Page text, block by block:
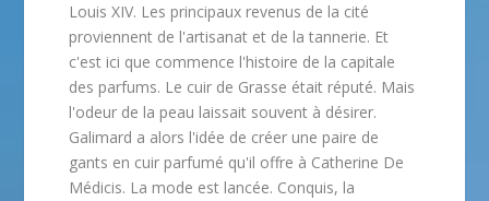
Louis XIV. Les principaux revenus de la cité
proviennent de l'artisanat et de la tannerie. Et
c'est ici que commence l'histoire de la capitale
des parfums. Le cuir de Grasse était réputé. Mais
l'odeur de la peau laissait souvent à désirer.
Galimard a alors l'idée de créer une paire de
gants en cuir parfumé qu'il offre à Catherine De
Médicis. La mode est lancée. Conquis, la